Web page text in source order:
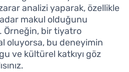
analizi yaparak, özellikle
makul olduğunu
Örneğin, bir tiyatro
oluyorsa, bu deneyimin
ve kültürel katkıyı göz